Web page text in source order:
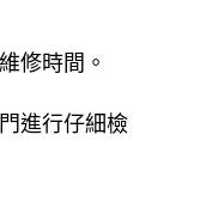
修時間。
進行仔細檢